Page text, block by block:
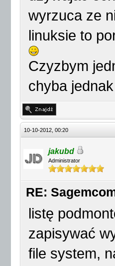
wyrzuca ze
linuksie to
Czyzbym
chyba
10-10-2012, 00:20
jakubd
Administrator
RE:
listę
zapisywać
file system,